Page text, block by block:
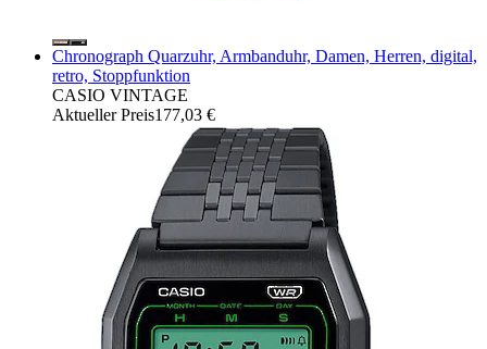
Chronograph Quarzuhr, Armbanduhr, Damen, Herren, digital,
retro, Stoppfunktion
CASIO VINTAGE
Aktueller Preis177,03 €